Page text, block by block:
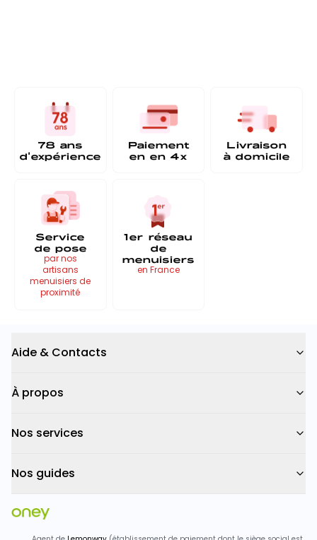
78 ans
d'expérience
Paiement
en en 4x
Livraison
à domicile
Service
de pose
par nos
artisans
menuisiers de
proximité
1er réseau
de
menuisiers
en France
Aide & Contacts
À propos
Nos services
Nos guides